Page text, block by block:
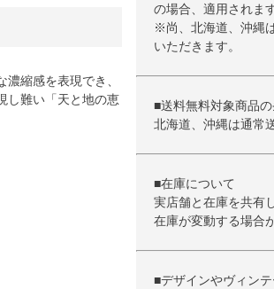
縮感を表現でき、
し難い「天と地の恵
の場合、適用されま
※尚、北海道、沖縄
いただきます。
■送料無料対象商品
北海道、沖縄は通常
■在庫について
実店舗と在庫を共有
在庫が変動する場合
■デザインやヴィン